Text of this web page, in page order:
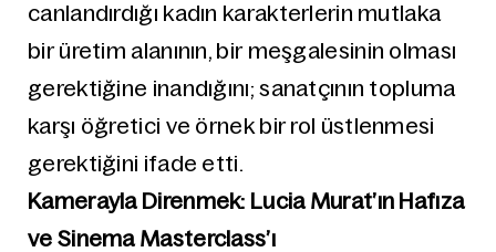
canlandırdığı kadın karakterlerin mutlaka
bir üretim alanının, bir meşgalesinin olması
gerektiğine inandığını; sanatçının topluma
karşı öğretici ve örnek bir rol üstlenmesi
gerektiğini ifade etti.
Kamerayla Direnmek: Lucia Murat’ın Hafıza
ve Sinema Masterclass’ı